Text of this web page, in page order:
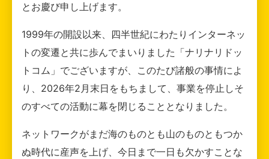
とお慶び申し上げます。
1999年の開設以来、四半世紀にわたりインターネッ
トの変遷と共に歩んでまいりました「ナリナリドッ
トコム」でございますが、このたび諸般の事情によ
り、2026年2月末日をもちまして、事業を停止しそ
のすべての活動に幕を閉じることとなりました。
ネットワークがまだ海のものとも山のものともつか
ぬ時代に産声を上げ、今日まで一日も欠かすことな